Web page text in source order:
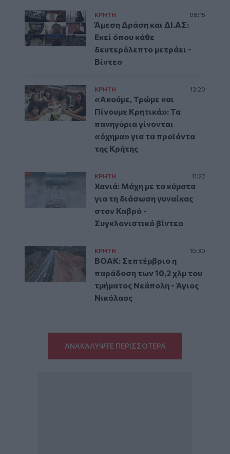
ΚΡΗΤΗ 08:15
Άμεση Δράση και ΔΙ.ΑΣ:
Εκεί όπου κάθε
δευτερόλεπτο μετράει -
Βίντεο
ΚΡΗΤΗ 12:20
«Ακούμε, Τρώμε και
Πίνουμε Κρητικά»: Τα
πανηγύρια γίνονται
«όχημα» για τα προϊόντα
της Κρήτης
ΚΡΗΤΗ 11:22
Χανιά: Μάχη με τα κύματα
για τη διάσωση γυναίκας
στον Καβρό -
Συγκλονιστικό βίντεο
ΚΡΗΤΗ 10:30
ΒΟΑΚ: Σεπτέμβριο η
παράδοση των 10,2 χλμ του
τμήματος Νεάπολη - Άγιος
Νικόλαος
ΑΝΑΚΑΛΥΨΤΕ ΠΕΡΙΣΣΟΤΕΡΑ